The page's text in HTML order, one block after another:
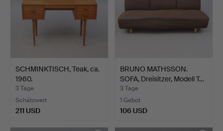
SCHMINKTISCH, Teak, ca.
1960.
3 Tage
Schätzwert
211 USD
BRUNO MATHSSON.
SOFA, Dreisitzer, Modell T…
3 Tage
1 Gebot
106 USD